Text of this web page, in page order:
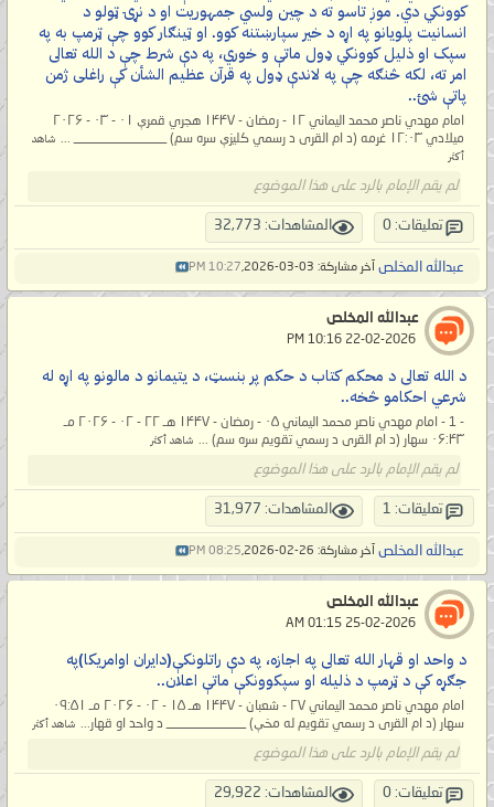
کوونکي دي. موږ تاسو ته د چین ولسي جمهوریت او د نړۍ ټولو د
انسانیت پلویانو په اړه د خیر سپارښتنه کوو. او ټینګار کوو چې ټرمپ به په
سپک او ذلیل کوونکي ډول ماتې و خوري، په دې شرط چې د الله تعالی
امر ته، لکه څنګه چې په لاندې ډول په قرآن عظیم الشأن کې راغلی ژمن
پاتې شئ..
امام مهدي ناصر محمد الیماني ۱۲ - رمضان - ۱۴۴۷ هجري قمرې ۰۱ - ۰۳ - ۲۰۲۶
میلادي ۱۲:۰۳ غرمه (د ام القری د رسمي کلیزې سره سم) ______________ ...
شاهد
أكثر
لم يقم الإمام بالرد على هذا الموضوع
تعليقات: 0 المشاهدات: 32,773
عبدالله المخلص آخر مشاركة: 03-03-2026, 10:27 PM
عبدالله المخلص
د الله تعالی د محکم کتاب د حکم پر بنسټ، د یتیمانو د مالونو په اړه له
شرعي احکامو څخه..
- 1 - امام مهدي ناصر محمد الیماني ۰۵ - رمضان - ۱۴۴۷ هـ ۲۲ - ۰۲ - ۲۰۲۶ مـ
۰۶:۴۳ سهار (د ام القری د رسمي تقویم سره سم) ...
شاهد أكثر
لم يقم الإمام بالرد على هذا الموضوع
تعليقات: 1 المشاهدات: 31,977
عبدالله المخلص آخر مشاركة: 26-02-2026, 08:25 PM
عبدالله المخلص
د واحد او قهار الله تعالی په اجازه، په دې راتلونکې(دایران اوامریکا)په
جګړه کې د ټرمپ د ذلیله او سپکوونکې ماتې اعلان..
امام مهدي ناصر محمد الیماني ۲۷ - شعبان - ۱۴۴۷ هـ ۱۵ - ۰۲ - ۲۰۲۶ مـ ۰۹:۵۱
سهار (د ام القرى د رسمي تقویم له مخې) ____________ د واحد او قهار... شاهد أكثر
لم يقم الإمام بالرد على هذا الموضوع
تعليقات: 0 المشاهدات: 29,922